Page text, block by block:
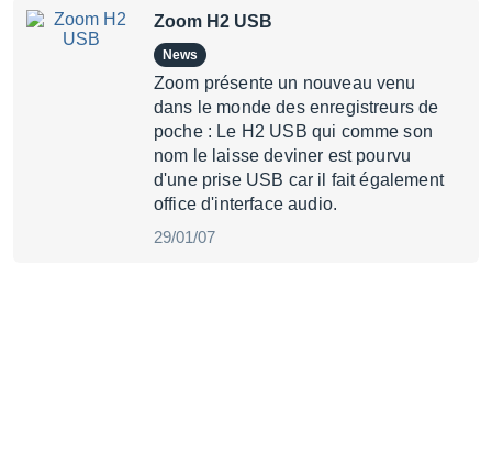
Zoom H2 USB
News
Zoom présente un nouveau venu
dans le monde des enregistreurs de
poche : Le H2 USB qui comme son
nom le laisse deviner est pourvu
d'une prise USB car il fait également
office d'interface audio.
29/01/07